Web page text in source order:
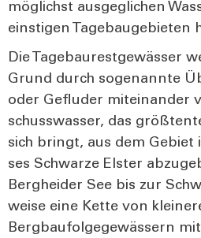
mög­lichst aus­ge­gli­chen
eins­ti­gen Tage­bau­ge­bie­ten
Die Tage­bau­rest­ge­wäs­ser
Grund durch soge­nann­te
oder Geflu­der mit­ein­an­der
schuss­was­ser, das
sich bringt, aus dem Gebiet
ses Schwar­ze Els­ter
Berg­hei­der See bis zur
wei­se eine Ket­te von
Berg­bau­fol­ge­ge­wäs­sern